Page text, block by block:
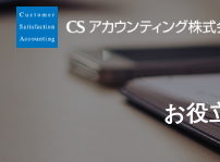
お役